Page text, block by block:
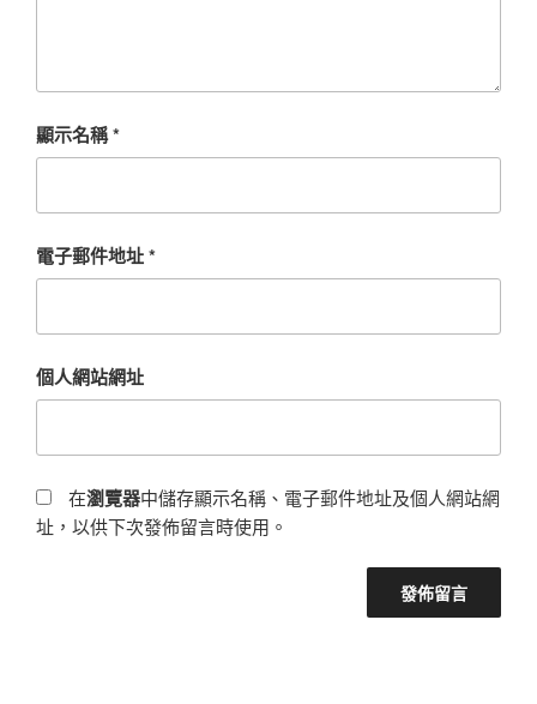
顯示名稱*
電子郵件地址*
個人網站網址
在瀏覽器中儲存顯示名稱、電子郵件地址及個人網站網
址，以供下次發佈留言時使用。